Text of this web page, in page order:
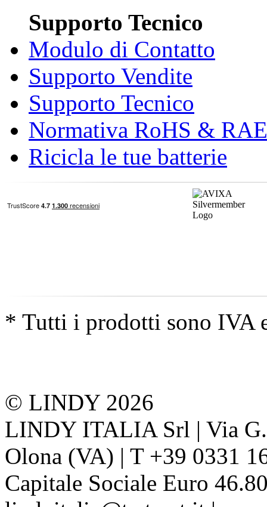
Supporto Tecnico
Modulo di Contatto
Supporto Vendite
Supporto Tecnico
Normativa RoHS &
Ricicla le tue batterie
* Tutti i prodotti sono IVA
© LINDY 2026
LINDY ITALIA Srl | Via
Olona (VA) | T +39 0331
Capitale Sociale Euro